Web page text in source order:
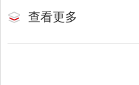
查看更多